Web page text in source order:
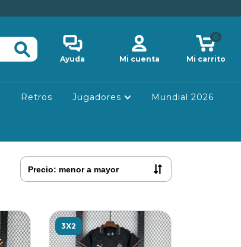
Ayuda Mi cuenta Mi carrito
0
Retros Jugadores Mundial 2026
3X2